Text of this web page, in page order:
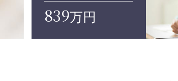
839万円